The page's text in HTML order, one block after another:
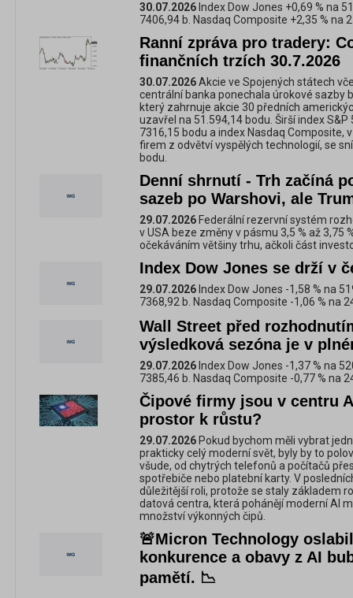
30.07.2026 Index Dow Jones +0,69 % na
7406,94 b. Nasdaq Composite +2,35 % na
Ranní zpráva pro tradery:
finančních trzích 30.7.2026
30.07.2026Akcie ve Spojených státech
centrální banka ponechala úrokové sazby
který zahrnuje akcie 30 předních
uzavřel na 51.594,14 bodu. Širší index
7316,15 bodu a index Nasdaq Composite,
firem z odvětví vyspělých technologií, se
bodu.
Denní shrnutí - Trh začíná
sazeb po Warshovi, ale
29.07.2026 Federální rezervní systém
v USA beze změny v pásmu 3,5 % až 3,75
očekáváním většiny trhu, ačkoli část
Index Dow Jones se drží v
29.07.2026 Index Dow Jones -1,58 % na
7368,92 b. Nasdaq Composite -1,06 % na
Wall Street před
výsledková sezóna je v
29.07.2026 Index Dow Jones -1,37 % na
7385,46 b. Nasdaq Composite -0,77 % na
Čipové firmy jsou v centru
prostor k růstu?
29.07.2026 Pokud bychom měli vybrat
prakticky celý moderní svět, byly by to
všude, od chytrých telefonů a počítačů
spotřebiče nebo platební karty. V
důležitější roli, protože se staly základem
datová centra, která pohánějí moderní AI
množství výkonných čipů.
🚨Micron Technology
konkurence a obavy z AI
pamětí. 📉